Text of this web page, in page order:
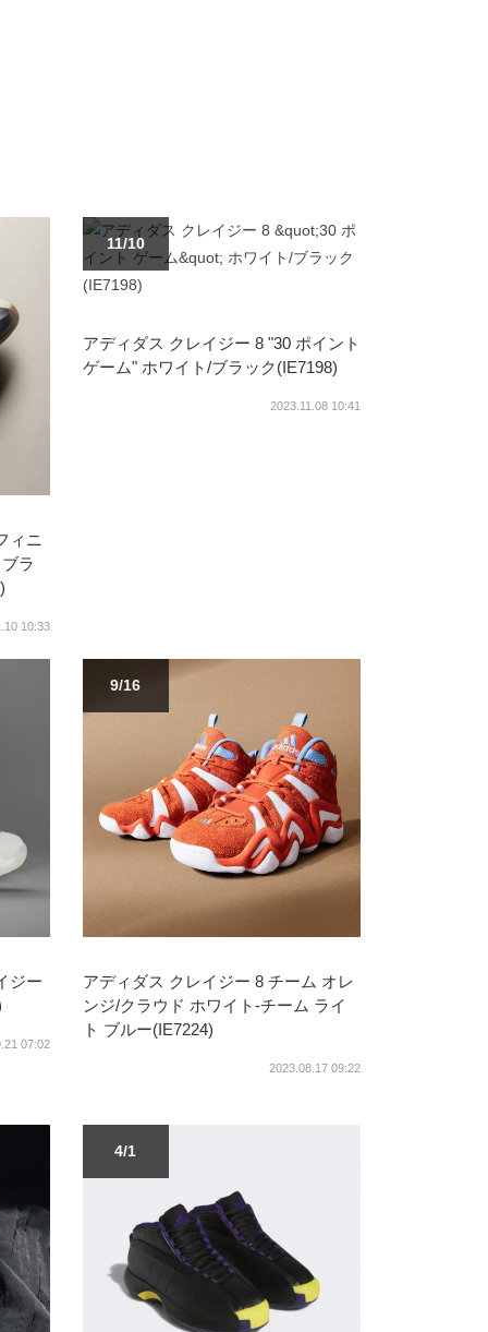
ィニ
ラ
10:33
11/10
アディダス クレイジー 8 "30 ポイント
ゲーム" ホワイト/ブラック(IE7198)
2023.11.08 10:41
ジー
07:02
9/16
アディダス クレイジー 8 チーム オレ
ンジ/クラウド ホワイト-チーム ライ
ト ブルー(IE7224)
2023.08.17 09:22
4/1